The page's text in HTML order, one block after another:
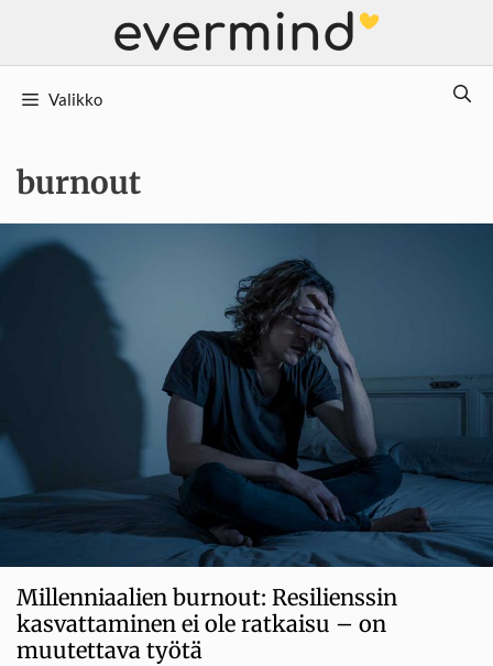
Valikko
burnout
Millenniaalien burnout: Resilienssin
kasvattaminen ei ole ratkaisu – on
muutettava työtä